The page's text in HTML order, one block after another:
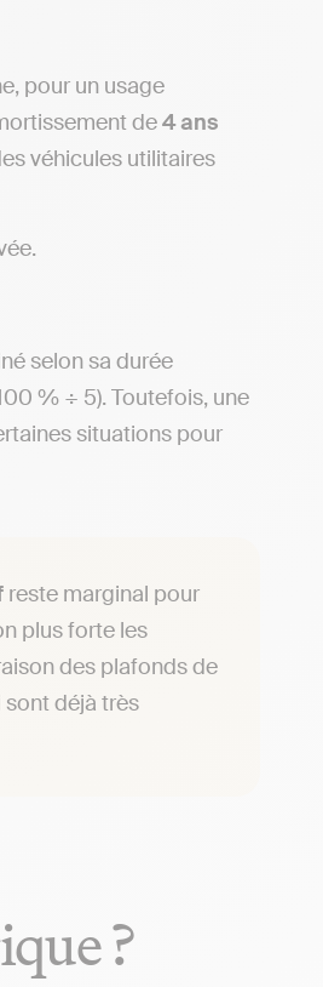
pour un usage
de4 ans
véhicules utilitaires
selon sa durée
% ÷ 5). Toutefois, une
situations pour
reste marginal pour
plus forte les
des plafonds de
déjà très
?